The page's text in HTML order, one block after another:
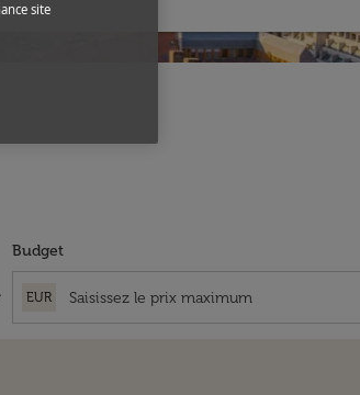
Budget
EUR
site